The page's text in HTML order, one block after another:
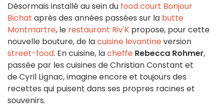
Désormais installé au sein du food court Bonjour
Bichat après des années passées sur la butte
Montmartre, le restaurant Riv'K propose, pour cette
nouvelle bouture, de lacuisine levantineversion
street-food. En cuisine, lacheffe Rebecca Rohmer,
passée par les cuisines de Christian Constant et
de Cyril Lignac, imagine encore et toujours des
recettes qui puisent dans ses propres racines et
souvenirs.